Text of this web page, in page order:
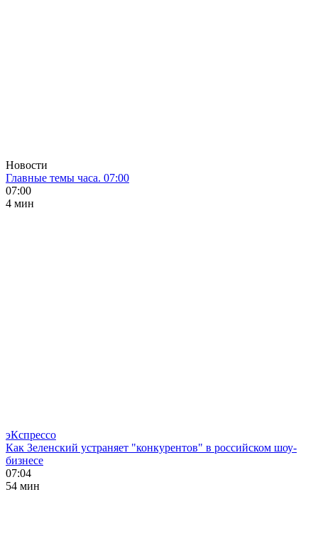
Новости
Главные темы часа. 07:00
07:00
4 мин
эКспрессо
Как Зеленский устраняет "конкурентов" в российском шоу-
бизнесе
07:04
54 мин